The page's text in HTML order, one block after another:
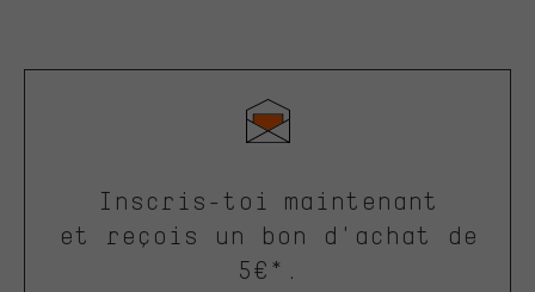
Inscris-toi maintenant
et reçois un bon d'achat de
5€*.